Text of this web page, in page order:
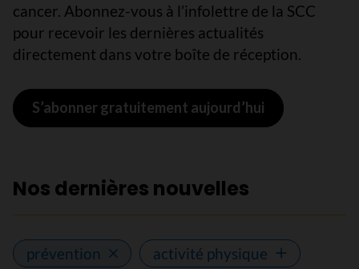
cancer. Abonnez-vous à l’infolettre de la SCC
pour recevoir les dernières actualités
directement dans votre boîte de réception.
S’abonner gratuitement aujourd’hui
Nos dernières nouvelles
prévention
activité physique